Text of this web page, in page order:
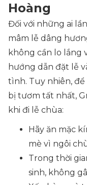
Hoàng
Đối với những ai
mâm lễ dâng
không cần lo lắng
hướng dẫn đặt lễ
tình. Tuy nhiên,
bị tươm tất nhất,
khi đi lễ chùa:
Hãy ăn mặc
mè vì ngôi
Trong thời
sinh, không